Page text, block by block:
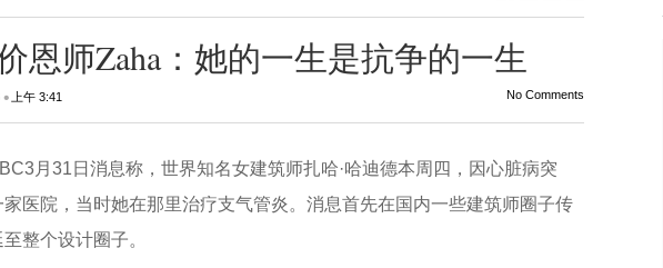
恩师Zaha：她的一生是抗争的一生
• 上午 3:41 No Comments
月31日消息称，世界知名女建筑师扎哈·哈迪德本周四，因心脏病突
医院，当时她在那里治疗支气管炎。消息首先在国内一些建筑师圈子传
整个设计圈子。